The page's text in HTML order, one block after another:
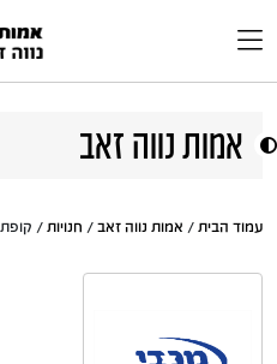
אמות נווה זאב
עמוד הבית / אמות נווה זאב / חנויות / קופת